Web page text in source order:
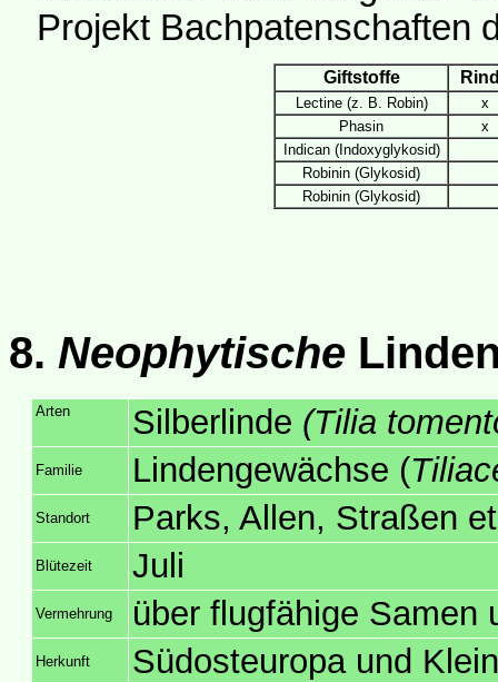
Projekt Bachpatenschaften
Giftstoffe
Lectine (z. B. Robin)
x
Phasin
x
Indican (Indoxyglykosid)
Robinin (Glykosid)
Robinin (Glykosid)
8. Neophytische
Arten Silberlinde (Tilia
Familie Lindengewächse (
Standort Parks, Allen, Straßen
Blütezeit Juli
Vermehrung über flugfähige Samen
Herkunft Südosteuropa und